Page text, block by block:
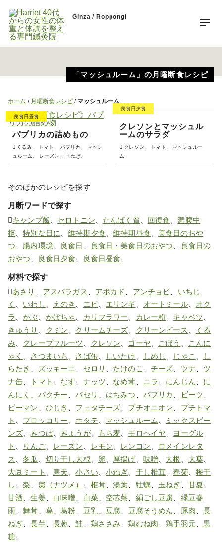
Ginza / Roppongi
「マッシュルーム」の月曜断食レシピ
ホーム / 月曜断食レシピ/ マッシュルーム
良食日夕食
良食日昼食
パプリカの詰めもの
くるみ、 トマト、 パプリカ、 マッシ
ュルーム、 レーズン、 玉ねぎ、
良食日夕食
クレソンとマッシュル
ームのサラダ
クレソン、 トマト、 マッシュルー
ム、
そのほかのレシピを探す
月断ワードで探す
キャンプ飯
セロトニン たんぱく質、 回復食 、満腹中
枢 、特別な日に 、維持期夕食 、維持期昼食
美食日のおや
つ
腸内環境 良食日 良食日・美食日のおやつ
良食日の
おやつ
良食日夕食 良食日昼食
材料で探す
あさり
アスパラガス アボカド アンチョビ
いちじ
く
いわし えのき エビ、 エリンギ オートミール、 オク
ラ
、かぶ かぼちゃ カリフラワー カレー粉 キャベツ
きゅうり
クミン クリームチーズ グリーンピース
くる
み
グレープフルーツ クレソン ゴーヤ ごぼう
こんに
ゃく
さつまいも さば缶、 しいたけ しめじ じゃこ
し
らたき
ズッキーニ セロリ たけのこ チーズ ツナ
ツ
ナ缶
トマト なす ナッツ なめ茸 ニラ にんじん
に
んにく
パクチー 、パセリ はちみつ パプリカ ビーツ
ピーマン
ひじき フェタチーズ プチオニオン
プチトマ
ト
ブロッコリー ホタテ マッシュルーム
ミックスビー
ンズ 、みつば、みょうが、 もち麦 モロヘイヤ
ヨーグル
ト
りんご、 レーズン レモン レンコン
ロメインレタ
ス
、冬瓜 切り干し大根 卵 厚揚げ 味噌 大根 大葉
大豆ミート
寒天 、小さい 小ねぎ 干し椎茸 、春菊、 梅干
し
、梨 棗（ナツメ） 椎茸 、湯葉 牡蠣、 玉ねぎ 甘夏
甘酒 、生姜、 白味噌 白菜、 空芯菜 絹ごし豆腐
緑豆春
雨 、舞茸 葛、葛粉 豆乳、 豆腐 豆腐そうめん 豚肉 、長
ねぎ 、長芋、 長葱 、鮭 鶏ささみ 、鶏むね肉 、鶏手羽元、黒
糖